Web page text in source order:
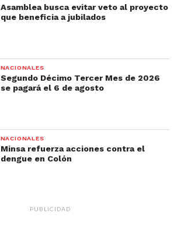
Asamblea busca evitar veto al proyecto
que beneficia a jubilados
NACIONALES
Segundo Décimo Tercer Mes de 2026
se pagará el 6 de agosto
NACIONALES
Minsa refuerza acciones contra el
dengue en Colón
PUBLICIDAD